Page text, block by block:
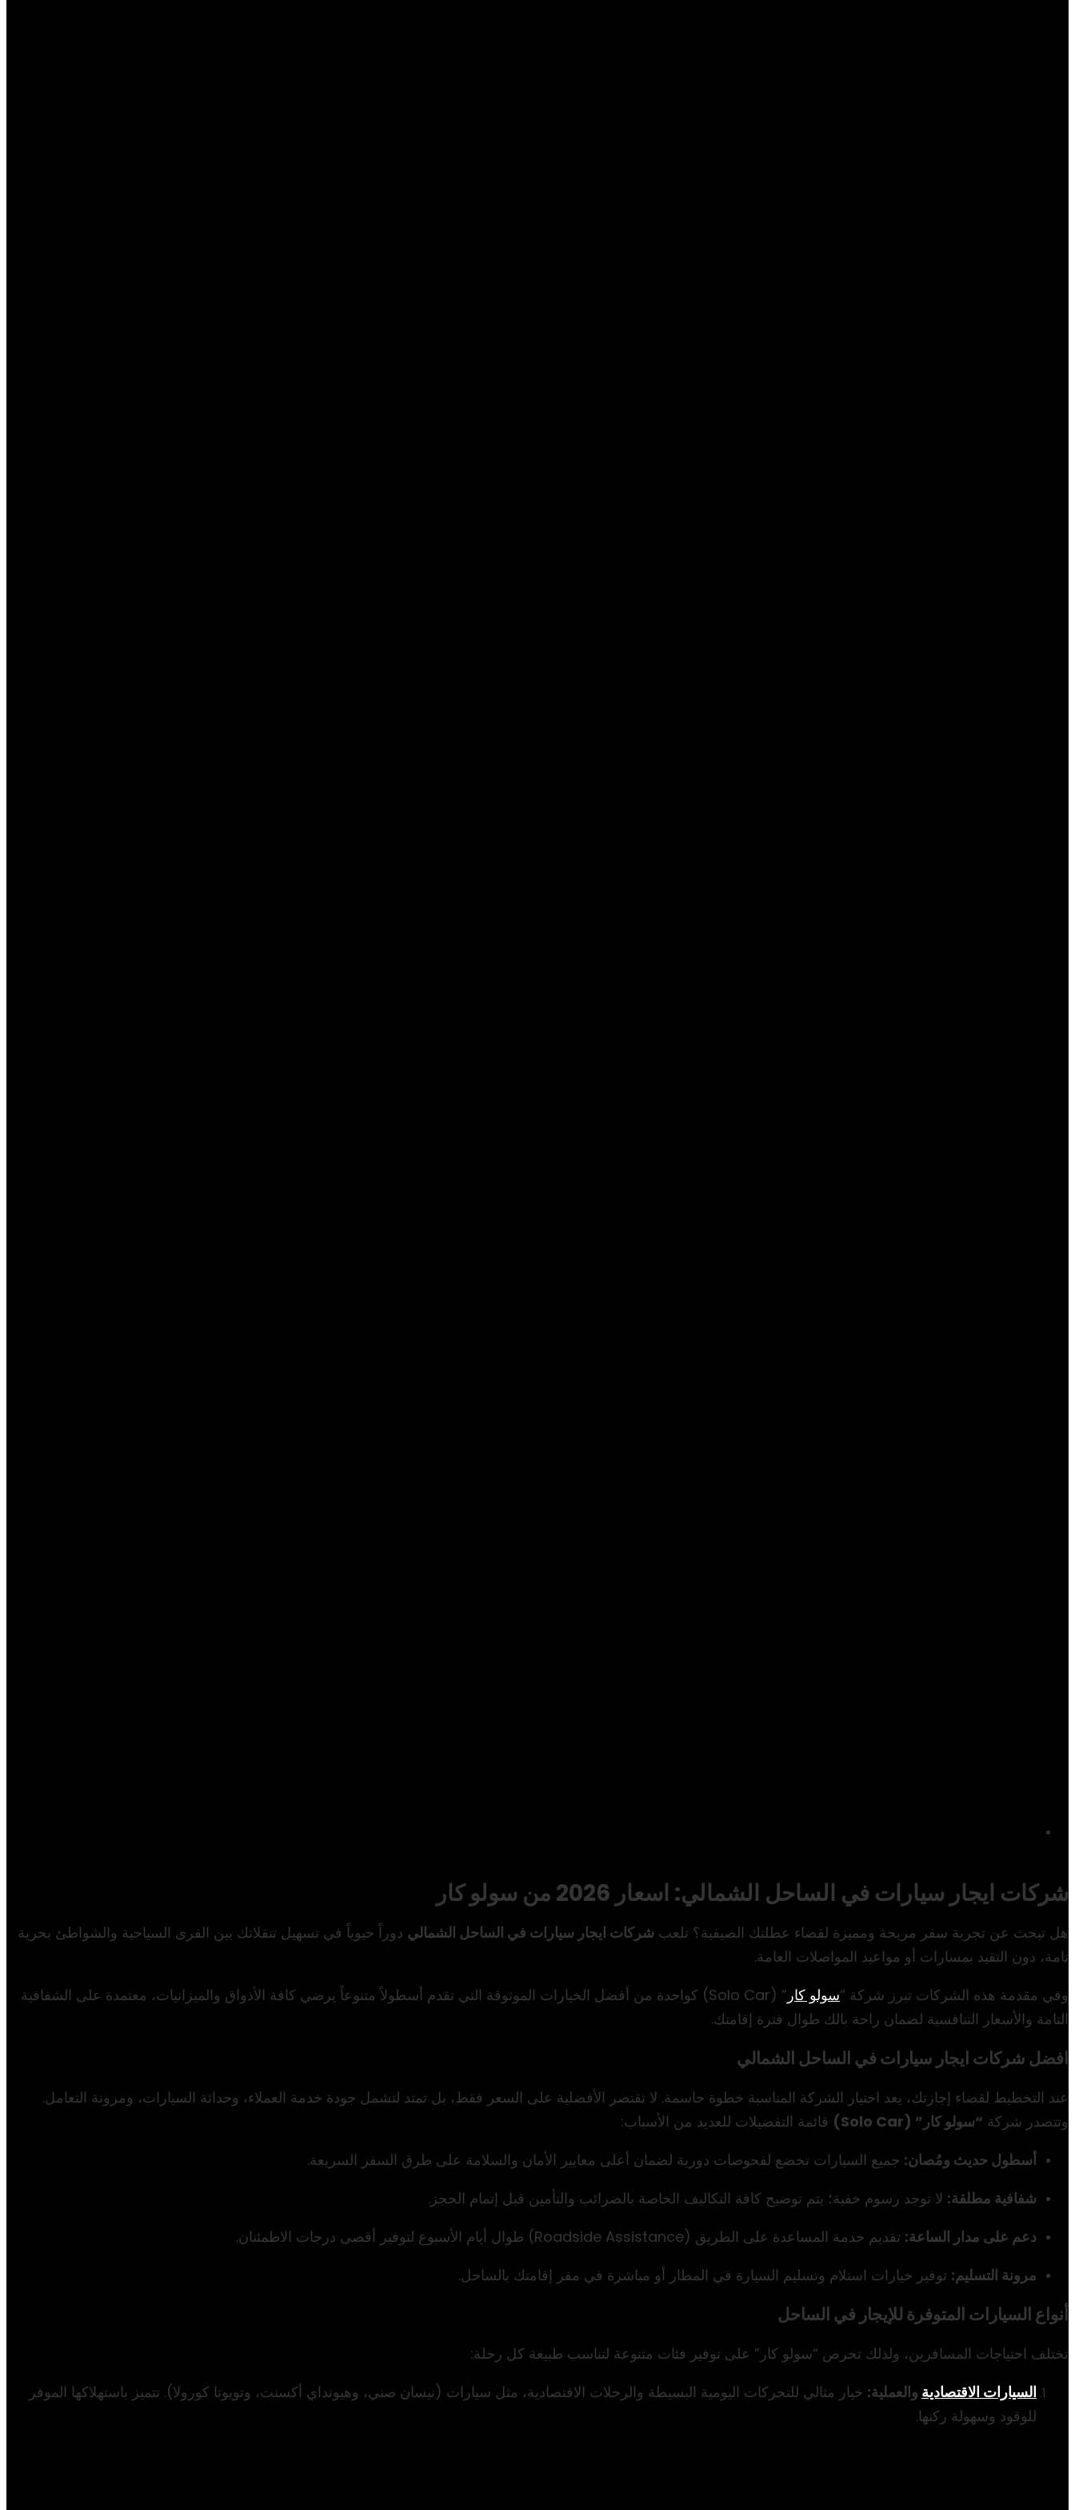
شركات ايجار سيارات في الساحل الشمالي: اسعار 2026 من سولو كار
هل تبحث عن تجربة سفر مريحة ومميزة لقضاء عطلتك الصيفية؟ تلعب شركات ايجار سيارات في الساحل الشمالي دوراً حيوياً في تسهيل تنقلاتك بين القرى السياحية والشواطئ بحرية
تامة، دون التقيد بمسارات أو مواعيد المواصلات العامة.
وفي مقدمة هذه الشركات تبرز شركة “سولو كار
” (Solo Car) كواحدة من أفضل الخيارات الموثوقة التي تقدم أسطولاً متنوعاً يرضي كافة الأذواق والميزانيات، معتمدة على الشفافية
التامة والأسعار التنافسية لضمان راحة بالك طوال فترة إقامتك.
افضل شركات ايجار سيارات في الساحل الشمالي
عند التخطيط لقضاء إجازتك، يعد اختيار الشركة المناسبة خطوة حاسمة. لا تقتصر الأفضلية على السعر فقط، بل تمتد لتشمل جودة خدمة العملاء، وحداثة السيارات، ومرونة التعامل.
وتتصدر شركة “سولو كار” (Solo Car)
قائمة التفضيلات للعديد من الأسباب:
أسطول حديث ومُصان: جميع السيارات تخضع لفحوصات دورية لضمان أعلى معايير الأمان والسلامة على طرق السفر السريعة.
شفافية مطلقة: لا توجد رسوم خفية؛ يتم توضيح كافة التكاليف الخاصة بالضرائب والتأمين قبل إتمام الحجز.
دعم على مدار الساعة: تقديم خدمة المساعدة على الطريق (Roadside Assistance) طوال أيام الأسبوع لتوفير أقصى درجات الاطمئنان.
مرونة التسليم: توفير خيارات استلام وتسليم السيارة في المطار أو مباشرة في مقر إقامتك بالساحل.
أنواع السيارات المتوفرة للإيجار في الساحل
تختلف احتياجات المسافرين، ولذلك تحرص “سولو كار” على توفير فئات متنوعة لتناسب طبيعة كل رحلة:
السيارات الاقتصادية والعملية: خيار مثالي للتحركات اليومية البسيطة والرحلات الاقتصادية، مثل سيارات (نيسان صني، وهيونداي أكسنت، وتويوتا كورولا). تتميز باستهلاكها الموفر
للوقود وسهولة ركنها.